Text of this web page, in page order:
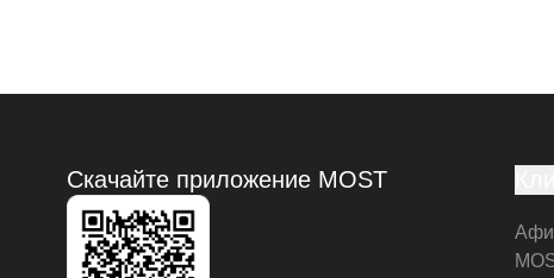
Скачайте приложение MOST